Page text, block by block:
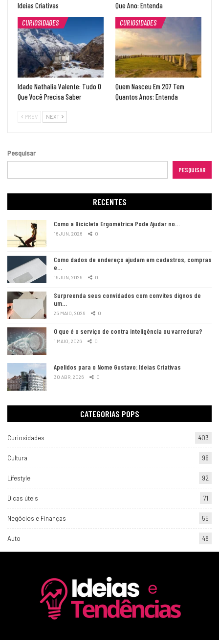
Ideias Criativas
Que Ano: Entenda
CURIOSIDADES
Idade Nathalia Valente: Tudo O
Que Você Precisa Saber
CURIOSIDADES
Quem Nasceu Em 207 Tem
Quantos Anos: Entenda
PREV NEXT
Pesquisar
PESQUISAR
RECENTES
Como a Bicicleta Ergométrica Pode Ajudar no…
16 JUN, 2026 0
Como dados de endereço ajudam em cadastros, compras
e…
16 JUN, 2026 0
Surpreenda seus convidados com convites dignos de
um…
25 MAIO, 2026 0
O que é o serviço de contra inteligência ou varredura?
1 MAIO, 2026 0
Apelidos para o Nome Gustavo: Ideias Criativas
30 ABR, 2026 0
CATEGORIAS POPS
Curiosidades 403
Cultura 96
Lifestyle 92
Dicas úteis 71
Negócios e Finanças 55
Auto 48